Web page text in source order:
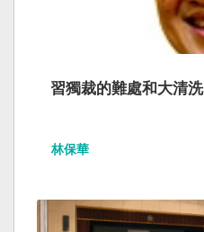
習獨裁的難處和大清洗
林保華